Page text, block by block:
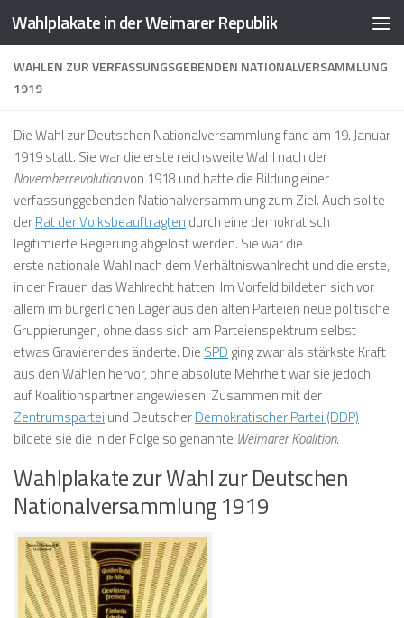
Zum Inhalt springen
Wahlplakate in der Weimarer Republik
WAHLEN ZUR VERFASSUNGSGEBENDEN NATIONALVERSAMMLUNG
1919
DieWahl zur Deutschen Nationalversammlungfand am 19. Januar
1919 statt. Sie war die erste reichsweite Wahl nach der
Novemberrevolutionvon 1918 und hatte die Bildung einer
verfassunggebenden Nationalversammlung zum Ziel. Auch sollte
derRat der Volksbeauftragten durch eine demokratisch
legitimierte Regierung abgelöst werden. Sie war die
erste nationale Wahl nach dem Verhältniswahlrecht und die erste,
in der Frauen das Wahlrecht hatten. Im Vorfeld bildeten sich vor
allem im bürgerlichen Lager aus den alten Parteien neue politische
Gruppierungen, ohne dass sich am Parteienspektrum selbst
etwas Gravierendes änderte. Die SPD ging zwar als stärkste Kraft
aus den Wahlen hervor, ohne absolute Mehrheit war sie jedoch
auf Koalitionspartner angewiesen. Zusammen mit der
Zentrumspartei und DeutscherDemokratischer Partei (DDP)
bildete sie die in der Folge so genannte Weimarer Koalition.
Wahlplakate zur Wahl zur Deutschen
Nationalversammlung 1919